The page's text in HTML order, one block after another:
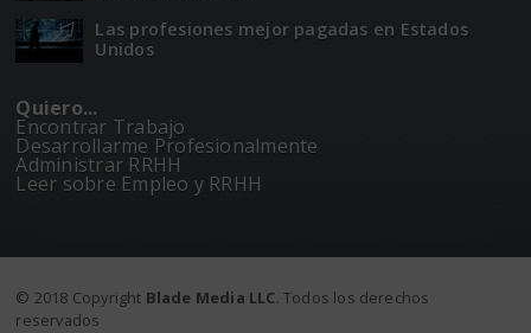
Las profesiones mejor pagadas en Estados
Unidos
Quiero...
Encontrar Trabajo
Desarrollarme Profesionalmente
Administrar RRHH
Leer sobre Empleo y RRHH
© 2018 Copyright Blade Media LLC. Todos los derechos
reservados